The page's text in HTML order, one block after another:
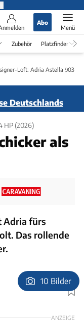
Abo
Menü
Zubehör Platzfinder
Loft: Adria Astella 903
Deutschlands
HP (2026)
als
Adria fürs
Das rollende
Foto: Ingo Wagner
10 Bilder
ANZEIGE